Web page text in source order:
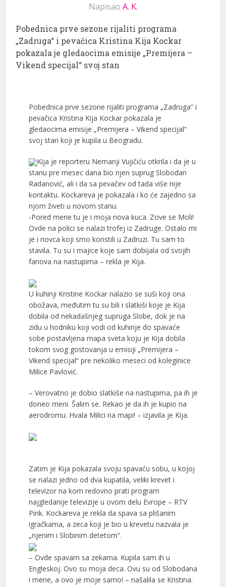
Napisao A. K.
Pobednica prve sezone rijaliti programa
„Zadruga“ i pevačica Kristina Kija Kockar
pokazala je gledaocima emisije „Premijera –
Vikend specijal“ svoj stan
Pobednica prve sezone rijaliti programa „Zadruga“ i
pevačica Kristina Kija Kockar pokazala je
gledaocima emisije „Premijera – Vikend specijal“
svoj stan koji je kupila u Beogradu.
Kija je reporteru Nemanji Vujičiću otkrila i da je u
stanu pre mesec dana bio njen suprug Slobodan
Radanović, ali i da sa pevačev od tada više nije
kontaktu. Kockareva je pokazala i ko će zajedno sa
njom živeti u novom stanu.
-Pored mene tu je i moja nova kuca. Zove se Moli!
Ovde na polici se nalazi trofej iz Zadruge. Ostalo mi
je i novca koji smo koristili u Zadruzi. Tu sam to
stavila. Tu su i majice koje sam dobijala od svojih
fanova na nastupima – rekla je Kija.
U kuhinji Kristine Kockar nalazio se suši koji ona
obožava, međutim tu su bili i slatkiši koje je Kija
dobila od nekadašnjeg supruga Slobe, dok je na
zidu u hodniku koji vodi od kuhinje do spavaće
sobe postavljena mapa sveta koju je Kija dobila
tokom svog gostovanja u emisiji „Premijera –
Vikend specijal“ pre nekoliko meseci od koleginice
Milice Pavlović.
– Verovatno je dobio slatkiše na nastupima, pa ih je
doneo meni. Šalim se. Rekao je da ih je kupio na
aerodromu. Hvala Milici na mapi! – izjavila je Kija.
Zatim je Kija pokazala svoju spavaću sobu, u kojoj
se nalazi jedno od dva kupatila, veliki krevet i
televizor na kom redovno prati program
najgledanije televizije u ovom delu Evrope – RTV
Pink. Kockareva je rekla da spava sa plišanim
igračkama, a zeca koji je bio u krevetu nazvala je
„njenim i Slobinim detetom“.
– Ovde spavam sa zekama. Kupila sam ih u
Engleskoj. Ovo su moja deca. Ovu su od Slobodana
i mene, a ovo je moje samo! – našalila se Kristina.